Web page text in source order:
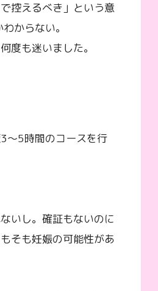
控えるべき」という意
からない。
度も迷いました。
〜5時間のコースを行
いし。確証もないのに
そも妊娠の可能性があ